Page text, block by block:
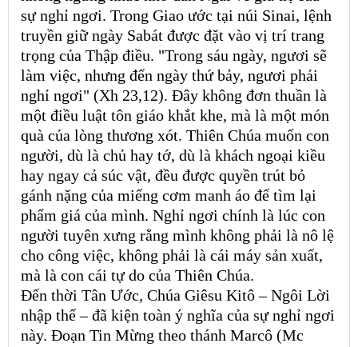
sự nghỉ ngơi. Trong Giao ước tại núi Sinai, lệnh
truyền giữ ngày Sabát được đặt vào vị trí trang
trọng của Thập điều. "Trong sáu ngày, ngươi sẽ
làm việc, nhưng đến ngày thứ bảy, ngươi phải
nghỉ ngơi" (Xh 23,12). Đây không đơn thuần là
một điều luật tôn giáo khắt khe, mà là một món
quà của lòng thương xót. Thiên Chúa muốn con
người, dù là chủ hay tớ, dù là khách ngoại kiều
hay ngay cả súc vật, đều được quyền trút bỏ
gánh nặng của miếng cơm manh áo để tìm lại
phẩm giá của mình. Nghỉ ngơi chính là lúc con
người tuyên xưng rằng mình không phải là nô lệ
cho công việc, không phải là cái máy sản xuất,
mà là con cái tự do của Thiên Chúa.
Đến thời Tân Ước, Chúa Giêsu Kitô – Ngôi Lời
nhập thể – đã kiện toàn ý nghĩa của sự nghỉ ngơi
này. Đoạn Tin Mừng theo thánh Marcô (Mc